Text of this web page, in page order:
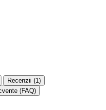
Recenzii (1)
(FAQ)